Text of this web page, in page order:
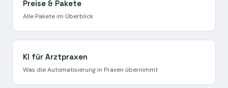
Preise & Pakete
Alle Pakete im Überblick
KI für Arztpraxen
Was die Automatisierung in Praxen übernimmt